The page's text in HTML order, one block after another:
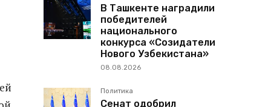
В Ташкенте наградили
победителей
национального
конкурса «Созидатели
Нового Узбекистана»
08.08.2026
Политика
Сенат одобрил